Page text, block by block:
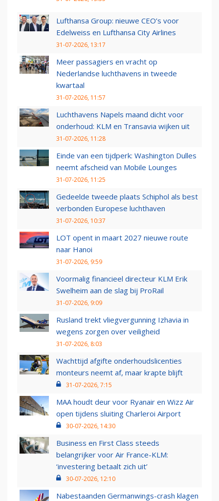
Lufthansa Group: nieuwe CEO’s voor
Edelweiss en Lufthansa City Airlines
31-07-2026, 13:17
Meer passagiers en vracht op
Nederlandse luchthavens in tweede
kwartaal
31-07-2026, 11:57
Luchthavens Napels maand dicht voor
onderhoud: KLM en Transavia wijken uit
31-07-2026, 11:28
Einde van een tijdperk: Washington Dulles
neemt afscheid van Mobile Lounges
31-07-2026, 11:25
Gedeelde tweede plaats Schiphol als best
verbonden Europese luchthaven
31-07-2026, 10:37
LOT opent in maart 2027 nieuwe route
naar Hanoi
31-07-2026, 9:59
Voormalig financieel directeur KLM Erik
Swelheim aan de slag bij ProRail
31-07-2026, 9:09
Rusland trekt vliegvergunning Izhavia in
wegens zorgen over veiligheid
31-07-2026, 8:03
Wachttijd afgifte onderhoudslicenties
monteurs neemt af, maar krapte blijft
31-07-2026, 7:15
MAA houdt deur voor Ryanair en Wizz Air
open tijdens sluiting Charleroi Airport
30-07-2026, 14:30
Business en First Class steeds
belangrijker voor Air France-KLM:
‘investering betaalt zich uit’
30-07-2026, 12:10
Nabestaanden Germanwings-crash klagen